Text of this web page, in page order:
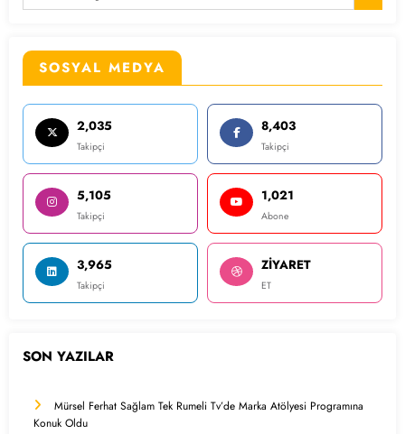
SOSYAL MEDYA
2,035
Takipçi
8,403
Takipçi
5,105
Takipçi
1,021
Abone
3,965
Takipçi
ZİYARET
ET
SON YAZILAR
Mürsel Ferhat Sağlam Tek Rumeli Tv’de Marka Atölyesi Programına
Konuk Oldu